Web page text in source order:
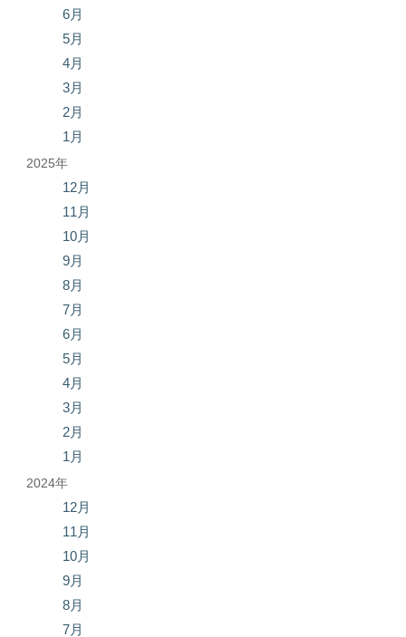
6月
5月
4月
3月
2月
1月
2025年
12月
11月
10月
9月
8月
7月
6月
5月
4月
3月
2月
1月
2024年
12月
11月
10月
9月
8月
7月